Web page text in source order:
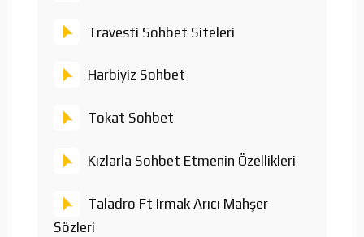
Travesti Sohbet Siteleri
Harbiyiz Sohbet
Tokat Sohbet
Kızlarla Sohbet Etmenin Özellikleri
Taladro Ft Irmak Arıcı Mahşer
Sözleri